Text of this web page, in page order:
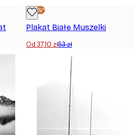
-30%*
Plakat Białe Muszelki
Od 37,10 zł53 zł